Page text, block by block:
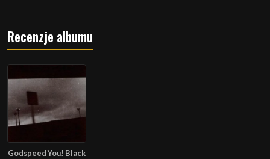
Recenzje albumu
Godspeed You! Black